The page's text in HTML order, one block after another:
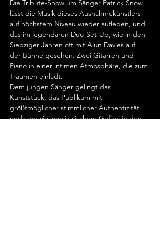
Die Tribute-Show um Sänger Patrick Snow
lässt die Musik dieses Ausnahmekünstlers
auf höchstem Niveau wieder aufleben, und
das im legendären Duo-Set-Up, wie in den
Siebziger Jahren oft mit Alun Davies auf
der Bühne gesehen. Zwei Gitarren und
Piano in einer intimen Atmosphäre, die zum
Träumen einlädt.
Dem jungen Sänger gelingt das
Kunststück, das Publikum mit
größtmöglicher stimmlicher Authentizität
und sehr viel musikalischem Gefühl in den